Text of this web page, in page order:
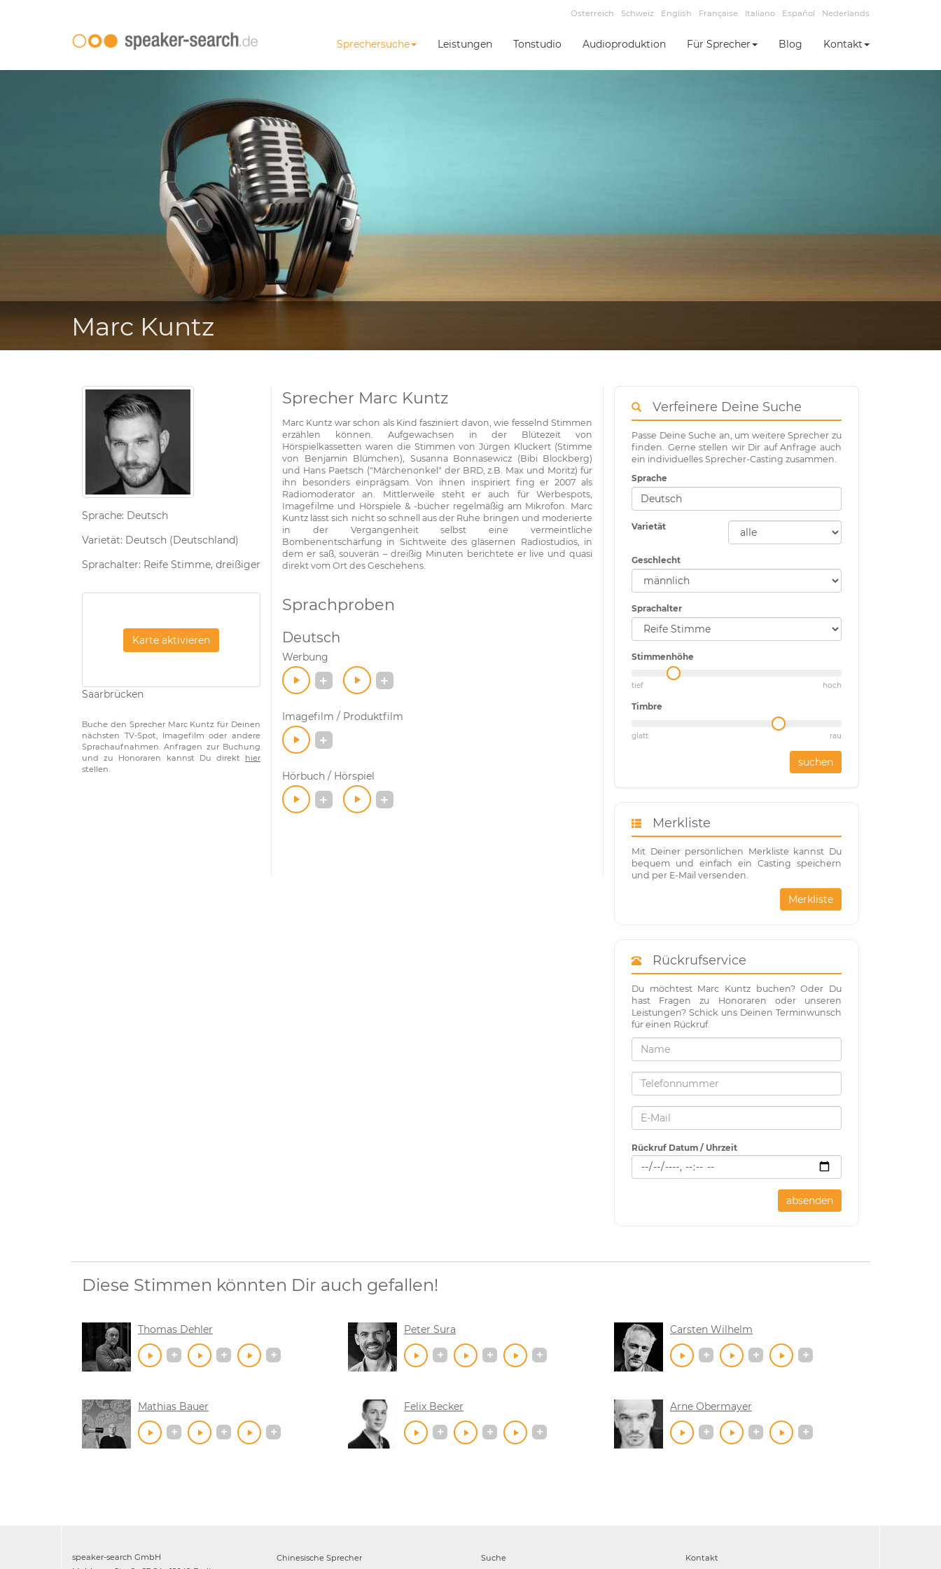
Österreich Schweiz English Française Italiano Español Nederlands
Sprechersuche Leistungen Tonstudio Audioproduktion Für Sprecher Blog Kontakt
Marc Kuntz
Sprache: Deutsch
Varietät: Deutsch (Deutschland)
Sprachalter: Reife Stimme, dreißiger
Karte aktivieren
Saarbrücken
Buche den Sprecher Marc Kuntz für Deinen
nächsten TV-Spot, Imagefilm oder andere
Sprachaufnahmen. Anfragen zur Buchung
und zu Honoraren kannst Du direkt hier
stellen.
Sprecher Marc Kuntz
Marc Kuntz war schon als Kind fasziniert davon, wie fesselnd Stimmen
erzählen können. Aufgewachsen in der Blütezeit von
Hörspielkassetten waren die Stimmen von Jürgen Kluckert (Stimme
von Benjamin Blümchen), Susanna Bonnasewicz (Bibi Blockberg)
und Hans Paetsch ("Märchenonkel" der BRD, z.B. Max und Moritz) für
ihn besonders einprägsam. Von ihnen inspiriert fing er 2007 als
Radiomoderator an. Mittlerweile steht er auch für Werbespots,
Imagefilme und Hörspiele & -bücher regelmäßig am Mikrofon. Marc
Kuntz lässt sich nicht so schnell aus der Ruhe bringen und moderierte
in der Vergangenheit selbst eine vermeintliche
Bombenentschärfung in Sichtweite des gläsernen Radiostudios, in
dem er saß, souverän – dreißig Minuten berichtete er live und quasi
direkt vom Ort des Geschehens.
Sprachproben
Deutsch
Werbung
Imagefilm / Produktfilm
Hörbuch / Hörspiel
Verfeinere Deine Suche
Passe Deine Suche an, um weitere Sprecher zu
finden. Gerne stellen wir Dir auf Anfrage auch
ein individuelles Sprecher-Casting zusammen.
Sprache
Varietät
Geschlecht
Sprachalter
Stimmenhöhe
tief hoch
Timbre
glatt rau
suchen
Merkliste
Mit Deiner persönlichen Merkliste kannst Du
bequem und einfach ein Casting speichern
und per E-Mail versenden.
Merkliste
Rückrufservice
Du möchtest Marc Kuntz buchen? Oder Du
hast Fragen zu Honoraren oder unseren
Leistungen? Schick uns Deinen Terminwunsch
für einen Rückruf.
Rückruf Datum / Uhrzeit
absenden
Diese Stimmen könnten Dir auch gefallen!
Thomas Dehler Peter Sura Carsten Wilhelm
Mathias Bauer Felix Becker Arne Obermayer
speaker-search GmbH
Chinesische Sprecher
Suche
Kontakt